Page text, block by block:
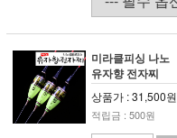
미라클피싱 나노
유자향 전자찌
상품가 : 31,500원
적립금 : 500원